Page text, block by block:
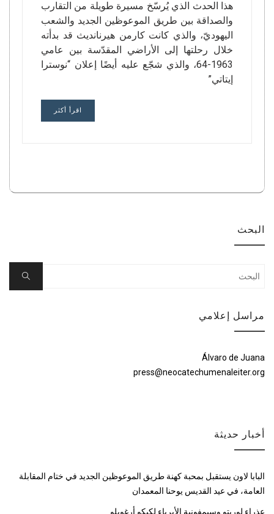
هذا الحدث الذي يُرسّخ مسيرة طويلة من التقارب
والصداقة بين طريق الموعوظين الجديد والشعب
اليهوديّ، والذي كانت كارمن هيرنانديث قد بدأته
خلال رحلتها إلى الأراضي المقدّسة بين عامي
1963-64، والذي شجّع عليه أيضًا إعلان “نوسترا
إيتاتي”
اقرأ أكثر
البحث
Search
Search
مراسل إعلامي
Álvaro de Juana
press@neocatechumenaleiter.org
أخبار حديثة
البابا لاون يستقبل بمحبة كهنة طريق الموعوظين الجديد في ختام المقابلة
العامة، في عيد القديس يوحنا المعمدان
عذراء لوريتو وسيمفونية الأبرياء لكيكو أرغويلو